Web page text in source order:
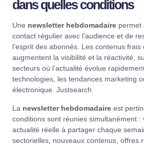
dans quelles conditions
Une newsletter hebdomadaire permet
contact régulier avec l’audience et de
l’esprit des abonnés. Les contenus frais
augmentent la visibilité et la réactivité,
secteurs où l’actualité évolue
technologies, les tendances marketing
électronique. Justsearch
La newsletter hebdomadaire est
conditions sont réunies simultanément :
actualité réelle à partager chaque
sectorielles, nouveaux contenus, offres